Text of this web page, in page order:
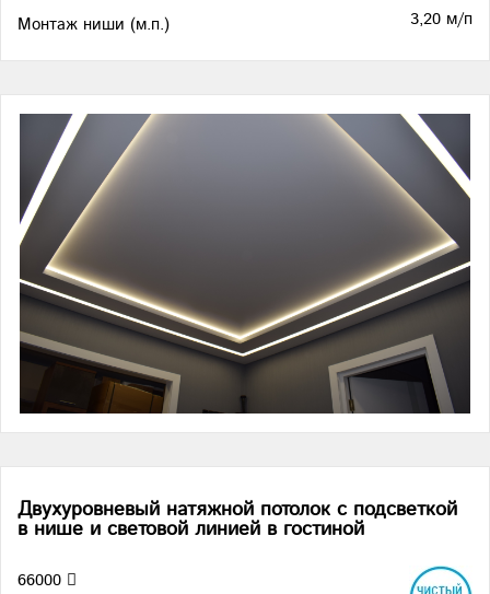
Монтаж ниши (м.п.)
3,20 м/п
Двухуровневый натяжной потолок с подсветкой
в нише и световой линией в гостиной
66000